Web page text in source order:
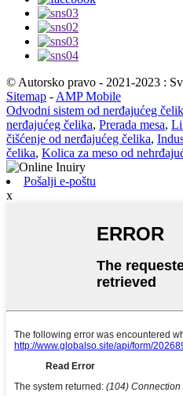
© Autorsko pravo - 2021-2023 :
Sitemap - AMP Mobile
Odvodni sistem od nerđajućeg
nerđajućeg čelika, Prerada mesa,
čišćenje od nerđajućeg čelika,
čelika, Kolica za meso od
Pošalji e-poštu
x